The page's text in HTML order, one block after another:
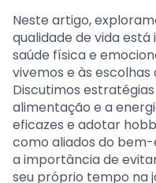
Neste artigo,
qualidade de vida
saúde física e
vivemos e às escolhas
Discutimos
alimentação e a
eficazes e adotar
como aliados do
a importância de
seu próprio tempo na